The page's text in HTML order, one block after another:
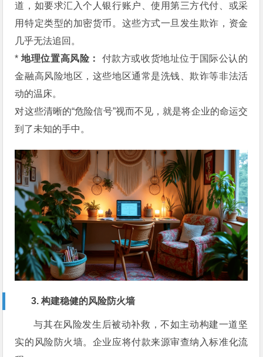
道，如要求汇入个人银行账户、使用第三方代付、或采
用特定类型的加密货币。这些方式一旦发生欺诈，资金
几乎无法追回。
*地理位置高风险：
付款方或收货地址位于国际公认的
金融高风险地区，这些地区通常是洗钱、欺诈等非法活
动的温床。
对这些清晰的“危险信号”视而不见，就是将企业的命运交
到了未知的手中。
3. 构建稳健的风险防火墙
与其在风险发生后被动补救，不如主动构建一道坚
实的风险防火墙。企业应将付款来源审查纳入标准化流